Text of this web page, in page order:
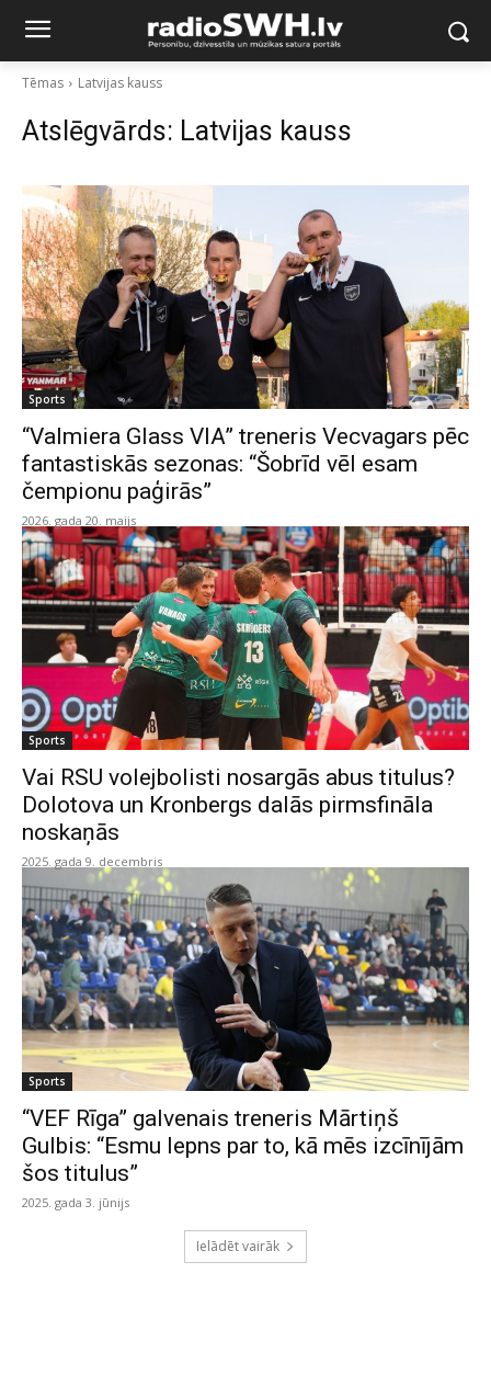
Tēmas Latvijas kauss
Atslēgvārds: Latvijas kauss
Sports
“Valmiera Glass VIA” treneris Vecvagars pēc
fantastiskās sezonas: “Šobrīd vēl esam
čempionu paģirās”
2026. gada 20. maijs
Sports
Vai RSU volejbolisti nosargās abus titulus?
Dolotova un Kronbergs dalās pirmsfināla
noskaņās
2025. gada 9. decembris
Sports
“VEF Rīga” galvenais treneris Mārtiņš
Gulbis: “Esmu lepns par to, kā mēs izcīnījām
šos titulus”
2025. gada 3. jūnijs
Ielādēt vairāk